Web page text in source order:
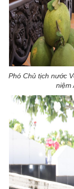
Phó Chủ tịch nước
niệm